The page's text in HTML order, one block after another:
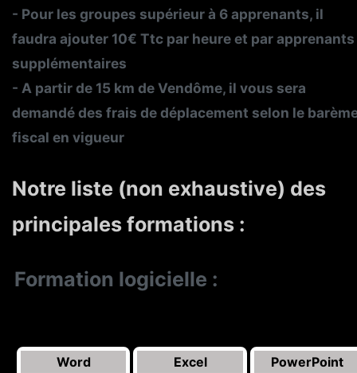
- Pour les groupes supérieur à 6 apprenants, il
faudra ajouter 10€ Ttc par heure et par apprenants
supplémentaires
- A partir de 15 km de Vendôme, il vous sera
demandé des frais de déplacement selon le
fiscal en vigueur
Notre liste (non exhaustive) des
principales formations :
Formation logicielle :
Word
Excel
PowerPoint